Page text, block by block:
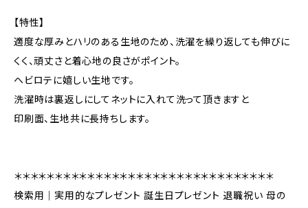
【特性】
適度な厚みとハリのある生地のため、洗濯を繰り返しても伸びに
くく、頑丈さと着心地の良さがポイント。
ヘビロテに嬉しい生地です。
洗濯時は裏返しにしてネットに入れて洗って頂きますと
印刷面、生地共に長持ちします。
＊＊＊＊＊＊＊＊＊＊＊＊＊＊＊＊＊＊＊＊＊＊＊＊＊＊＊＊＊＊＊＊
検索用｜実用的なプレゼント 誕生日プレゼント 退職祝い 母の